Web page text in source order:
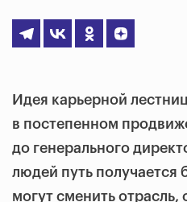
Идея карьерной
в постепенном
до генерального
людей путь получается
могут сменить отрасль,